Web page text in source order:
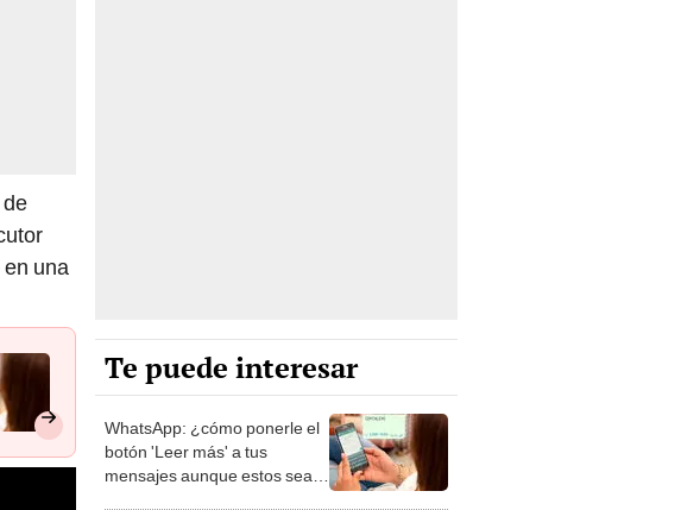
una
Te puede interesar
WhatsApp: ¿cómo ponerle el
botón 'Leer más' a tus
mensajes aunque estos sean